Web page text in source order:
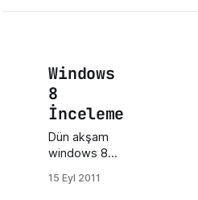
Windows
8
İnceleme
Dün akşam
windows 8
preview 32-
15 Eyl 2011